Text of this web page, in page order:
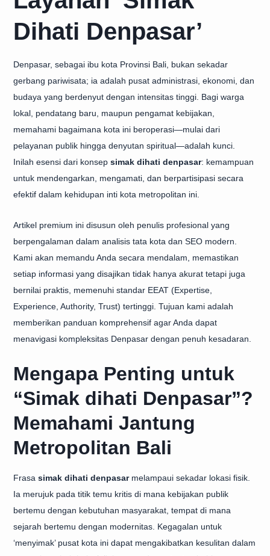
Dihati Denpasar’
Denpasar, sebagai ibu kota Provinsi Bali, bukan sekadar
gerbang pariwisata; ia adalah pusat administrasi, ekonomi, dan
budaya yang berdenyut dengan intensitas tinggi. Bagi warga
lokal, pendatang baru, maupun pengamat kebijakan,
memahami bagaimana kota ini beroperasi—mulai dari
pelayanan publik hingga denyutan spiritual—adalah kunci.
Inilah esensi dari konsep simak dihati denpasar: kemampuan
untuk mendengarkan, mengamati, dan berpartisipasi secara
efektif dalam kehidupan inti kota metropolitan ini.
Artikel premium ini disusun oleh penulis profesional yang
berpengalaman dalam analisis tata kota dan SEO modern.
Kami akan memandu Anda secara mendalam, memastikan
setiap informasi yang disajikan tidak hanya akurat tetapi juga
bernilai praktis, memenuhi standar EEAT (Expertise,
Experience, Authority, Trust) tertinggi. Tujuan kami adalah
memberikan panduan komprehensif agar Anda dapat
menavigasi kompleksitas Denpasar dengan penuh kesadaran.
Mengapa Penting untuk
“Simak dihati Denpasar”?
Memahami Jantung
Metropolitan Bali
Frasa simak dihati denpasarmelampaui sekadar lokasi fisik.
Ia merujuk pada titik temu kritis di mana kebijakan publik
bertemu dengan kebutuhan masyarakat, tempat di mana
sejarah bertemu dengan modernitas. Kegagalan untuk
‘menyimak’ pusat kota ini dapat mengakibatkan kesulitan dalam